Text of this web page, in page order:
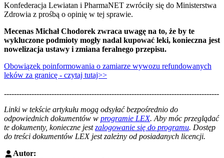
Konfederacja Lewiatan i PharmaNET zwróciły się do Ministerstwa
Zdrowia z prośbą o opinię w tej sprawie.
Mecenas Michał Chodorek zwraca uwagę na to, że by te
wykluczone podmioty mogły nadal kupować leki, konieczna jest
nowelizacja ustawy i zmiana feralnego przepisu.
Obowiązek poinformowania o zamiarze wywozu refundowanych
leków za granicę - czytaj tutaj>>
--------------------------------------------------------------------------------------
Linki w tekście artykułu mogą odsyłać bezpośrednio do
odpowiednich dokumentów w programie LEX. Aby móc przeglądać
te dokumenty, konieczne jestzalogowanie się do programu. Dostęp
do treści dokumentów LEX jest zależny od posiadanych licencji.
Autor: